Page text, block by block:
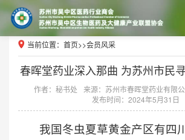
当前位置： 首页>>会员风采
春晖堂药业深入那曲 为苏州市民
作者：秘书处 来源：苏州市春晖堂药业有限
发布时间：2024年5月31日
我国冬虫夏草黄金产区有四